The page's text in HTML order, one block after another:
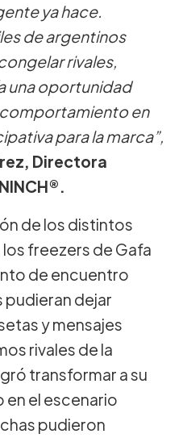
ya hace.
de argentinos
rivales,
una oportunidad
en
para la marca”,
Directora
de los distintos
freezers de Gafa
de encuentro
pudieran dejar
y mensajes
rivales de la
transformar a su
el escenario
pudieron